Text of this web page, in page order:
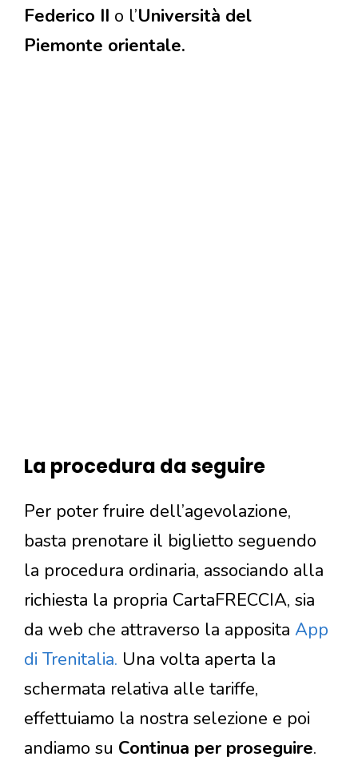
Federico II o l’Università del
Piemonte orientale.
La procedura da seguire
Per poter fruire dell’agevolazione,
basta prenotare il biglietto seguendo
la procedura ordinaria, associando alla
richiesta la propria CartaFRECCIA, sia
da web che attraverso la apposita App
di Trenitalia. Una volta aperta la
schermata relativa alle tariffe,
effettuiamo la nostra selezione e poi
andiamo su Continua per proseguire.